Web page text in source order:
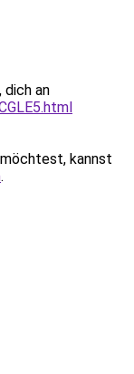
dich an
kannst
.